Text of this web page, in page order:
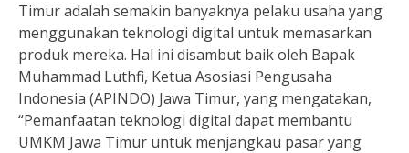
Timur adalah semakin banyaknya pelaku usaha yang
menggunakan teknologi digital untuk memasarkan
produk mereka. Hal ini disambut baik oleh Bapak
Muhammad Luthfi, Ketua Asosiasi Pengusaha
Indonesia (APINDO) Jawa Timur, yang mengatakan,
“Pemanfaatan teknologi digital dapat membantu
UMKM Jawa Timur untuk menjangkau pasar yang